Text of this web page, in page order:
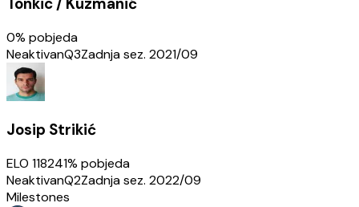
0% pobjeda
NeaktivanQ3Zadnja sez. 2021/09
Josip Strikić
ELO 118241% pobjeda
NeaktivanQ2Zadnja sez. 2022/09
Milestones